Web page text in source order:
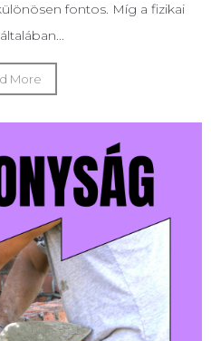
fontos. Míg a fizikai
More